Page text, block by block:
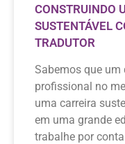
CONSTRUINDO
SUSTENTÁVEL
TRADUTOR
Sabemos que um
profissional no
uma carreira
em uma grande
trabalhe por